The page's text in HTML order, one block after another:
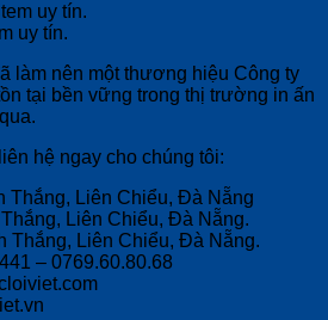
uy tín.
làm nên một thương hiệu Công ty
tại bền vững trong thị trường in ấn
hệ ngay cho chúng tôi:
Thắng, Liên Chiểu, Đà Nẵng
Liên Chiểu, Đà Nẵng.
Thắng, Liên Chiểu, Đà Nẵng.
– 0769.60.80.68